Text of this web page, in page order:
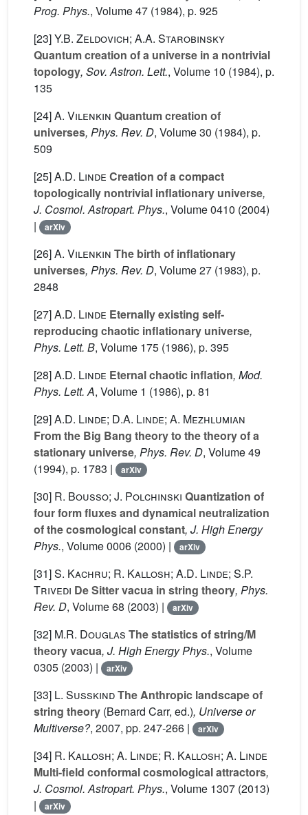
Prog. Phys., Volume 47 (1984), p. 925
[23]Y.B. Zeldovich; A.A. Starobinsky
Quantum creation of a universe in a nontrivial
topology, Sov. Astron. Lett., Volume 10 (1984), p.
135
[24]A. Vilenkin Quantum creation of
universes, Phys. Rev. D, Volume 30 (1984), p.
509
[25]A.D. Linde Creation of a compact
topologically nontrivial inflationary universe,
J. Cosmol. Astropart. Phys., Volume 0410 (2004)
|
arXiv
[26]A. Vilenkin The birth of inflationary
universes, Phys. Rev. D, Volume 27 (1983), p.
2848
[27]A.D. Linde Eternally existing self-
reproducing chaotic inflationary universe,
Phys. Lett. B, Volume 175 (1986), p. 395
[28]A.D. Linde Eternal chaotic inflation, Mod.
Phys. Lett. A, Volume 1 (1986), p. 81
[29]A.D. Linde; D.A. Linde; A. Mezhlumian
From the Big Bang theory to the theory of a
stationary universe, Phys. Rev. D, Volume 49
(1994), p. 1783 |
arXiv
[30] R. Bousso; J. Polchinski Quantization of
four form fluxes and dynamical neutralization
of the cosmological constant, J. High Energy
Phys., Volume 0006 (2000) | arXiv
[31]S. Kachru; R. Kallosh; A.D. Linde; S.P.
Trivedi De Sitter vacua in string theory, Phys.
Rev. D, Volume 68 (2003) | arXiv
[32] M.R. Douglas The statistics of string/M
theory vacua, J. High Energy Phys., Volume
0305 (2003) | arXiv
[33] L. SusskindThe Anthropic landscape of
string theory (Bernard Carr, ed.), Universe or
Multiverse?, 2007, pp. 247-266 | arXiv
[34] R. Kallosh; A. Linde; R. Kallosh; A. Linde
Multi-field conformal cosmological attractors,
J. Cosmol. Astropart. Phys., Volume 1307 (2013)
|
arXiv